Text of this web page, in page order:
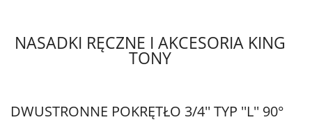
NASADKI RĘCZNE I AKCESORIA KING
TONY
DWUSTRONNE POKRĘTŁO 3/4'' TYP ''L'' 90°